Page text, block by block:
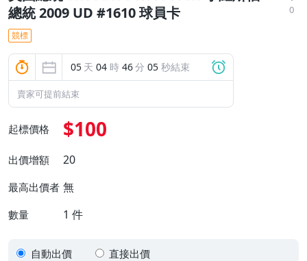
總統 2009 UD #1610 球員卡
0
競標
05 天 04 時 46分 05 秒結束
賣家可提前結束
起標價格 $100
出價增額 20
最高出價者 無
數量 1 件
自動出價 直接出價